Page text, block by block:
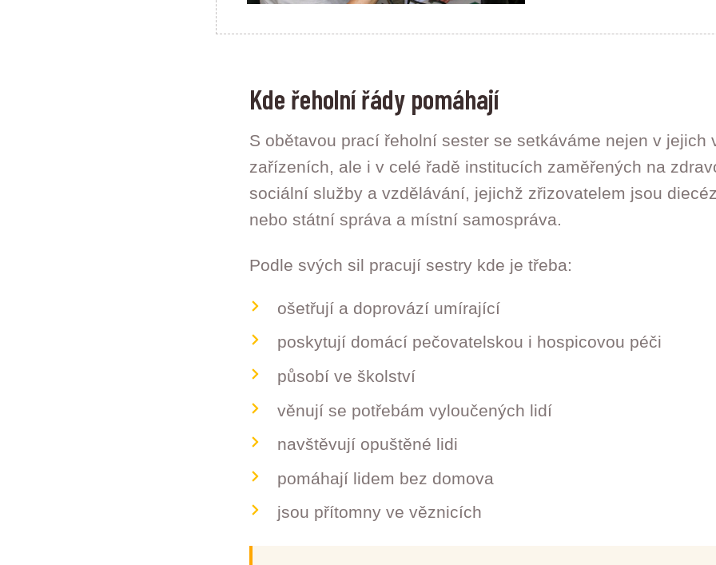
Kde řeholní řády pomáhají
S obětavou prací řeholní sester se setkáváme nejen v jejich
zařízeních, ale i v celé řadě institucích zaměřených na
sociální služby a vzdělávání, jejichž zřizovatelem jsou
nebo státní správa a místní samospráva.
Podle svých sil pracují sestry kde je třeba:
ošetřují a doprovází umírající
poskytují domácí pečovatelskou i hospicovou péči
působí ve školství
věnují se potřebám vyloučených lidí
navštěvují opuštěné lidi
pomáhají lidem bez domova
jsou přítomny ve věznicích